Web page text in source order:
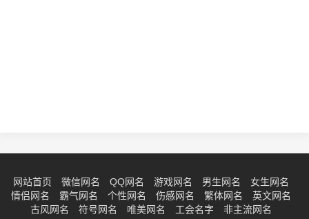
网站首页 微信网名 QQ网名 游戏网名 男生网名
女生网名
情侣网名
霸气网名 个性网名 伤感网名 繁体网名
英文网名
古风网名
符号网名 唯美网名 工会名字 非主流网名